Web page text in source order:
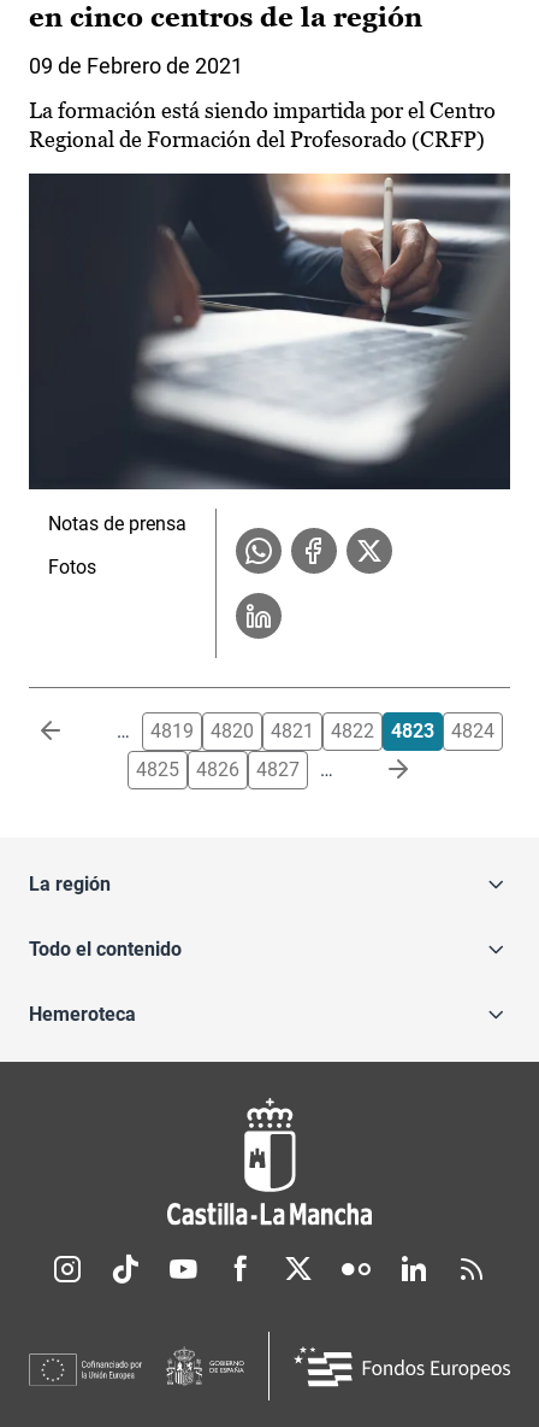
en cinco centros de la región
09 de Febrero de 2021
La formación está siendo impartida por el Centro
Regional de Formación del Profesorado (CRFP)
Notas de prensa
Fotos
Paginación … 4819 4820 4821 4822 4823
4824
4825
4826 4827 …
La región
Todo el contenido
Hemeroteca
Redes sociales JCCM